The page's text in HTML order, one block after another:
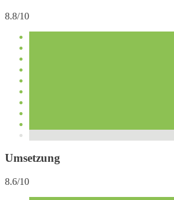
8.8/10
Umsetzung
8.6/10